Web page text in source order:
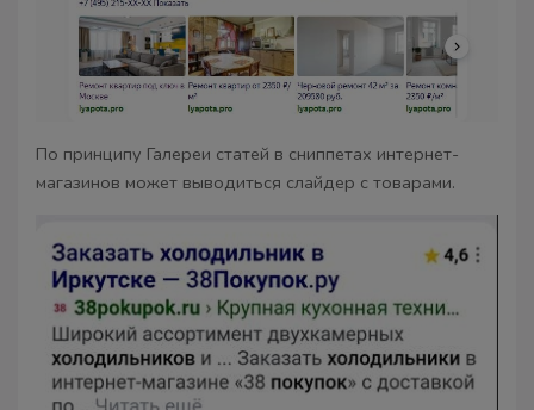
По принципу Галереи статей в сниппетах интернет-
магазинов может выводиться слайдер с товарами.